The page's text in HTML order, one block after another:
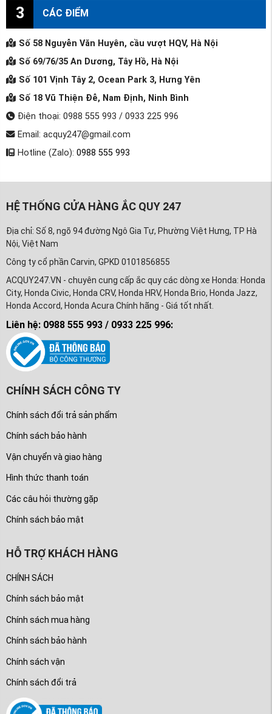
3 CÁC ĐIỂM
Số 58 Nguyễn Văn Huyên, cầu vượt HQV, Hà Nội
Số 69/76/35 An Dương, Tây Hồ, Hà Nội
Số 101 Vịnh Tây 2, Ocean Park 3, Hưng Yên
Số 18 Vũ Thiện Đễ, Nam Định, Ninh Bình
Điện thoại: 0988 555 993 / 0933 225 996
Email: acquy247@gmail.com
Hotline (Zalo): 0988 555 993
HỆ THỐNG CỬA HÀNG ẮC QUY 247
Địa chỉ: Số 8, ngõ 94 đường Ngô Gia Tự, Phường Việt Hưng, TP Hà
Nội, Việt Nam
Công ty cổ phần Carvin, GPKD 0101856855
ACQUY247.VN - chuyên cung cấp ắc quy các dòng xe Honda: Honda
City, Honda Civic, Honda CRV, Honda HRV, Honda Brio, Honda Jazz,
Honda Accord, Honda Acura Chính hãng - Giá tốt nhất.
Liên hệ: 0988 555 993 / 0933 225 996:
CHÍNH SÁCH CÔNG TY
Chính sách đổi trả sản phẩm
Chính sách bảo hành
Vận chuyển và giao hàng
Hình thức thanh toán
Các câu hỏi thường gặp
Chính sách bảo mật
HỖ TRỢ KHÁCH HÀNG
CHÍNH SÁCH
Chính sách bảo mật
Chính sách mua hàng
Chính sách bảo hành
Chính sách vận
Chính sách đổi trả